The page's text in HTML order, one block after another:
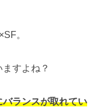
。
すよね？
ランスが取れてい